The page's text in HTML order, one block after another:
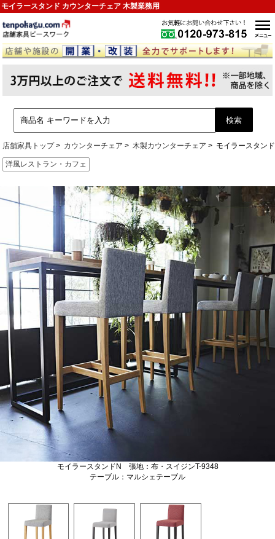
モイラースタンド カウンターチェア 木製業務用
店舗家具トップ カウンターチェア 木製カウンターチェア モイラースタンド
洋風レストラン・カフェ
モイラースタンドN 張地：布・スイジンT-9348
テーブル：マルシェテーブル